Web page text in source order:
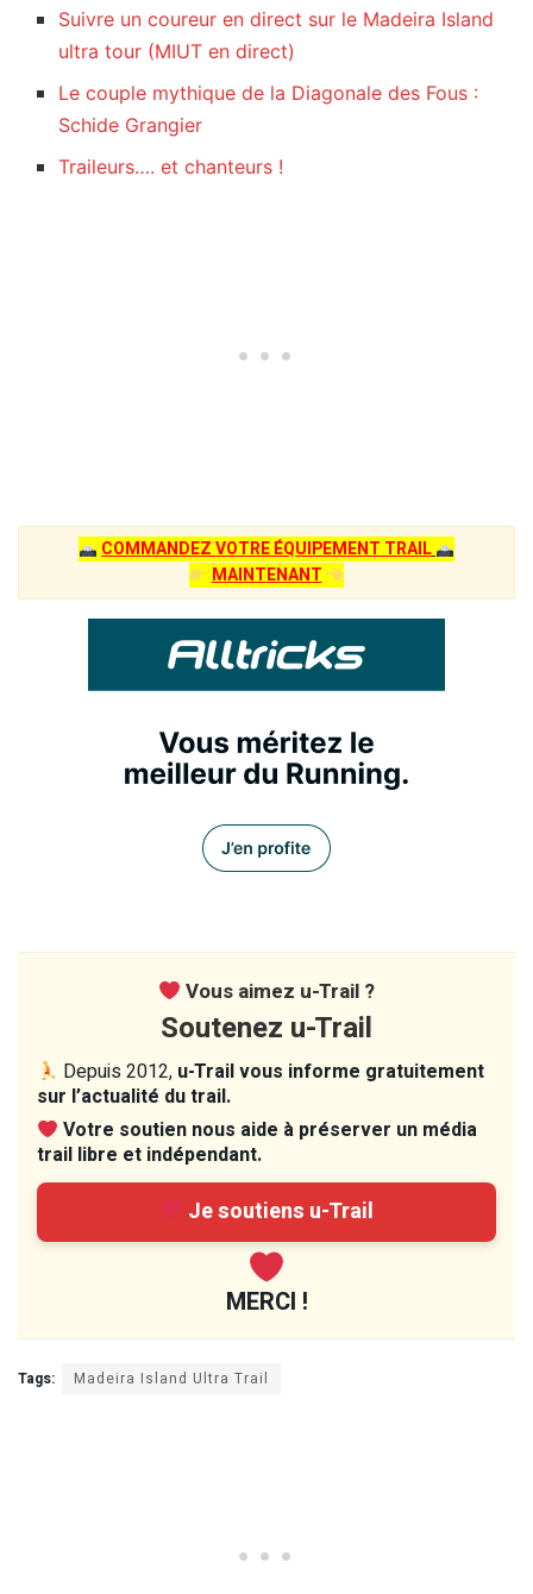
Suivre un coureur en direct sur le Madeira Island
ultra tour (MIUT en direct)
Le couple mythique de la Diagonale des Fous :
Schide Grangier
Traileurs…. et chanteurs !
COMMANDEZ VOTRE ÉQUIPEMENT TRAIL
MAINTENANT
Vous aimez u-Trail ?
Soutenez u-Trail
Depuis 2012, u-Trail vous informe gratuitement
sur l’actualité du trail.
Votre soutien nous aide à préserver un média
trail libre et indépendant.
Je soutiens u-Trail
MERCI !
Tags: Madeira Island Ultra Trail